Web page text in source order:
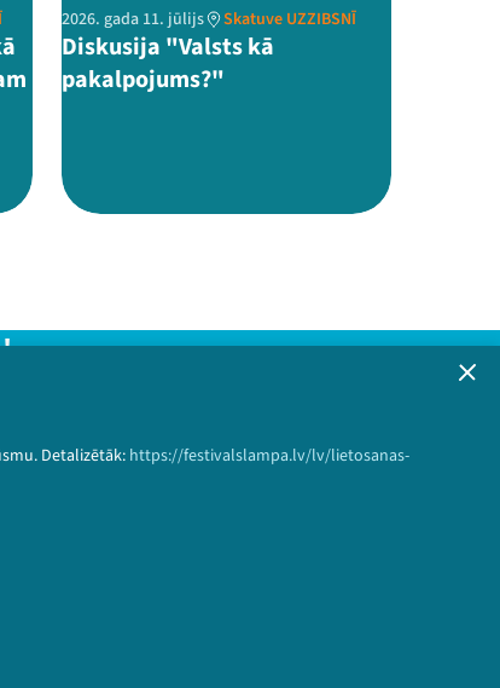
Detalizētāk: https://festivalslampa.lv/lv/lietosanas-
2026. gada 11. jūlijs Skatuve UZZIBSNĪ
Diskusija "Valsts kā
pakalpojums?"
Pieteikties